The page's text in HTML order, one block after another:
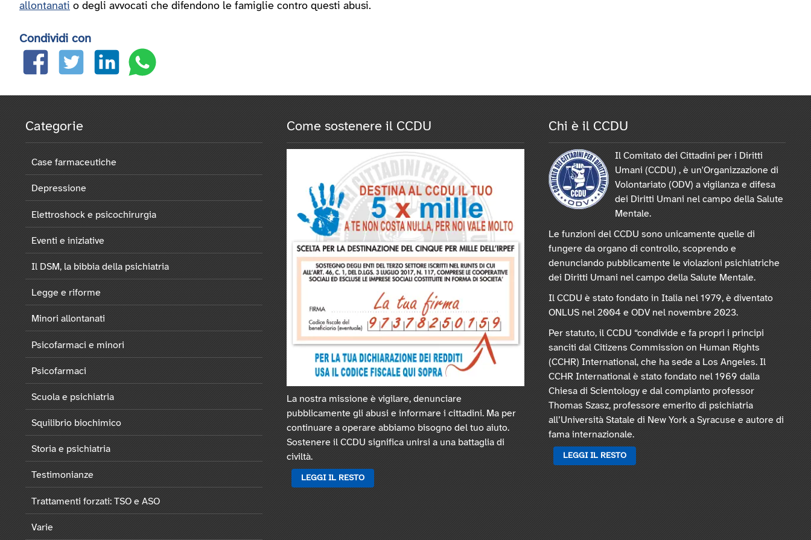
allontanati o degli avvocati che difendono le famiglie contro questi abusi.
Condividi con
Categorie
Case farmaceutiche
Depressione
Elettroshock e psicochirurgia
Eventi e iniziative
Il DSM, la bibbia della psichiatria
Legge e riforme
Minori allontanati
Psicofarmaci e minori
Psicofarmaci
Scuola e psichiatria
Squilibrio biochimico
Storia e psichiatria
Testimonianze
Trattamenti forzati: TSO e ASO
Varie
Come sostenere il CCDU
La nostra missione è vigilare, denunciare
pubblicamente gli abusi e informare i cittadini. Ma per
continuare a operare abbiamo bisogno del tuo aiuto.
Sostenere il CCDU significa unirsi a una battaglia di
civiltà.
LEGGI IL RESTO
Chi è il CCDU
Il Comitato dei Cittadini per i Diritti
Umani (CCDU) , è un'Organizzazione di
Volontariato (ODV) a vigilanza e difesa
dei Diritti Umani nel campo della Salute
Mentale.
Le funzioni del CCDU sono unicamente quelle di
fungere da organo di controllo, scoprendo e
denunciando pubblicamente le violazioni psichiatriche
dei Diritti Umani nel campo della Salute Mentale.
Il CCDU è stato fondato in Italia nel 1979, è diventato
ONLUS nel 2004 e ODV nel novembre 2023.
Per statuto, il CCDU “condivide e fa propri i principi
sanciti dal Citizens Commission on Human Rights
(CCHR) International, che ha sede a Los Angeles. Il
CCHR International è stato fondato nel 1969 dalla
Chiesa di Scientology e dal compianto professor
Thomas Szasz, professore emerito di psichiatria
all’Università Statale di New York a Syracuse e autore di
fama internazionale.
LEGGI IL RESTO